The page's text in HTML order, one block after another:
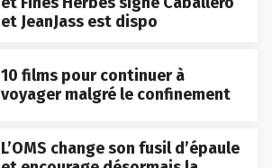
et JeanJass est dispo
10 films pour continuer à
voyager malgré le confinement
L’OMS change son fusil d’épaule